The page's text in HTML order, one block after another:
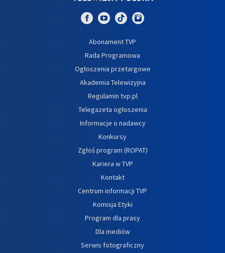
Abonament TVP
Rada Programowa
Ogłoszenia przetargowe
Akademia Telewizyjna
Regulamin tvp.pl
Telegazeta ogłoszenia
Informacje o nadawcy
Konkursy
Zgłoś program (ROPAT)
Kariera w TVP
Kontakt
Centrum informacji TVP
Komisja Etyki
Program dla prasy
Dla mediów
Serwis fotograficzny